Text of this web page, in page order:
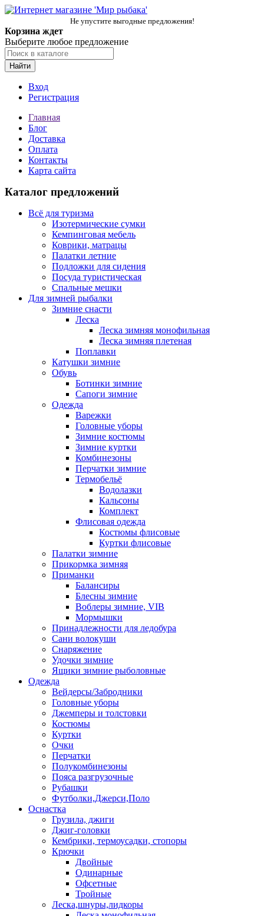
Не упустите выгодные предложения!
Корзина ждет
Выберите любое предложение
Найти
Вход
Регистрация
Главная
Блог
Доставка
Оплата
Контакты
Карта сайта
Каталог предложений
Всё для туризма
Изотермические сумки
Кемпинговая мебель
Коврики, матрацы
Палатки летние
Подложки для сидения
Посуда туристическая
Спальные мешки
Для зимней рыбалки
Зимние снасти
Леска
Леска зимняя монофильная
Леска зимняя плетеная
Поплавки
Катушки зимние
Обувь
Ботинки зимние
Сапоги зимние
Одежда
Варежки
Головные уборы
Зимние костюмы
Зимние куртки
Комбинезоны
Перчатки зимние
Термобельё
Водолазки
Кальсоны
Комплект
Флисовая одежда
Костюмы флисовые
Куртки флисовые
Палатки зимние
Прикормка зимняя
Приманки
Балансиры
Блесны зимние
Воблеры зимние, VIB
Мормышки
Принадлежности для ледобура
Сани волокуши
Снаряжение
Удочки зимние
Ящики зимние рыболовные
Одежда
Вейдерсы/Забродники
Головные уборы
Джемперы и толстовки
Костюмы
Куртки
Очки
Перчатки
Полукомбинезоны
Пояса разгрузочные
Рубашки
Футболки,Джерси,Поло
Оснастка
Грузила, джиги
Джиг-головки
Кембрики, термоусадки, стопоры
Крючки
Двойные
Одинарные
Офсетные
Тройные
Леска,шнуры,лидкоры